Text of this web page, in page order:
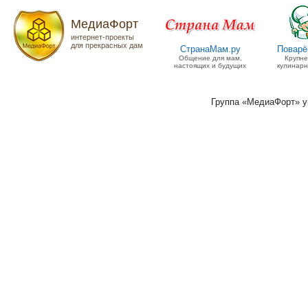
МедиаФорт
интернет-проекты
для прекрасных дам
СтранаМам.ру
Общение для мам,
настоящих и будущих
Группа «МедиаФорт»